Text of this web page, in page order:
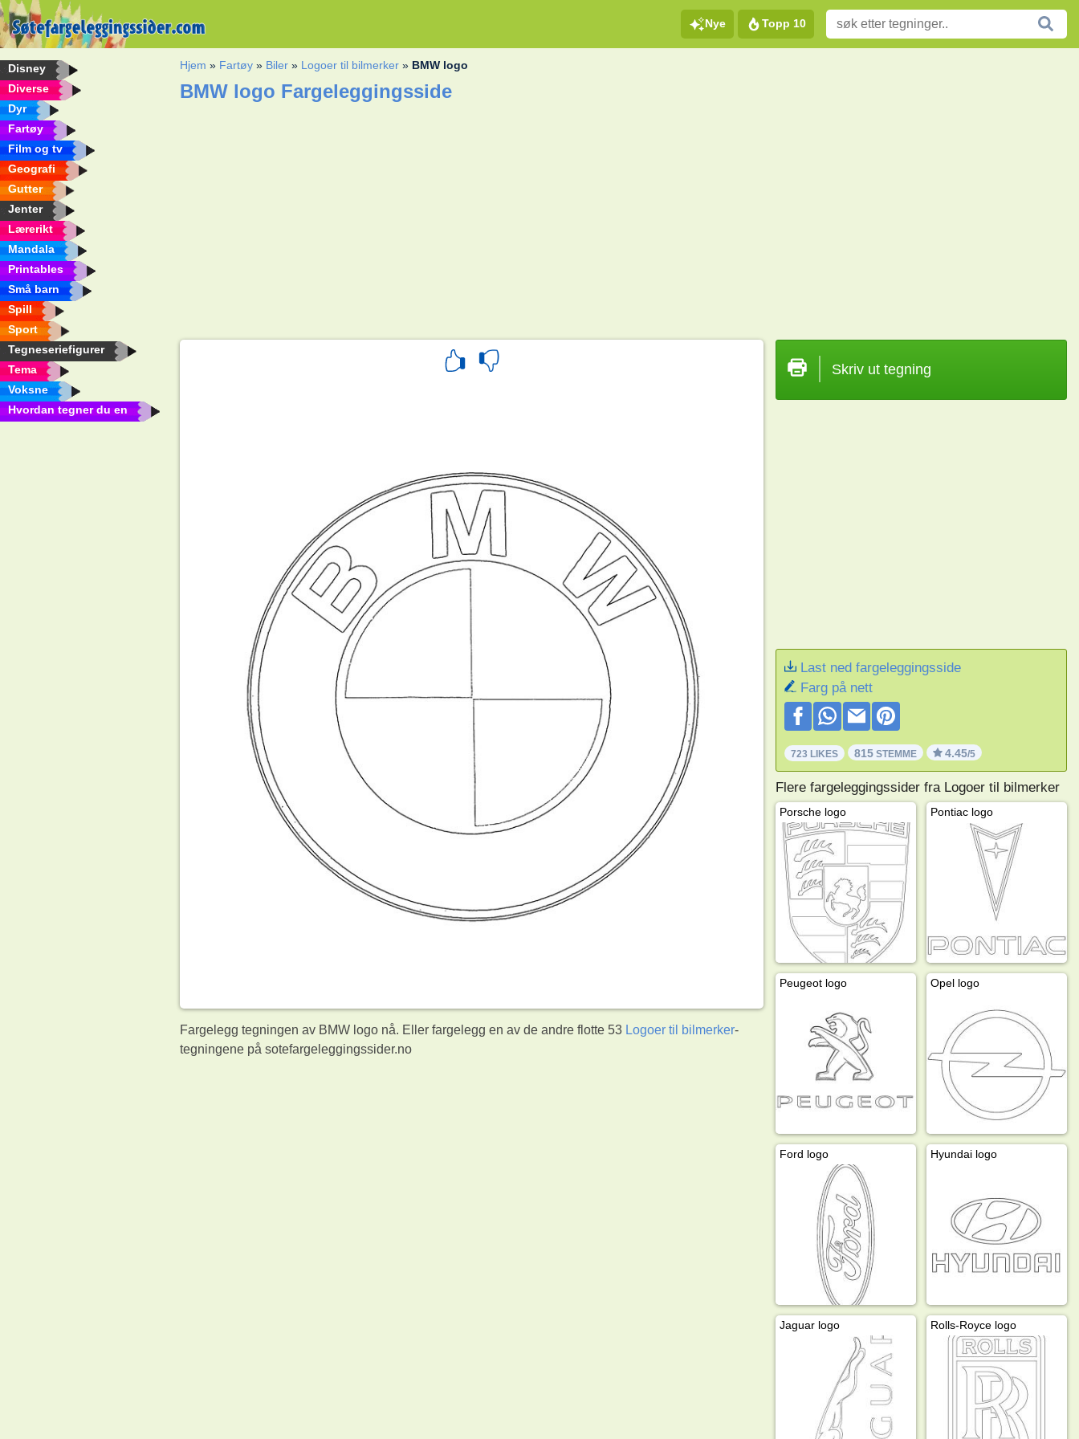
Nye Topp 10
Disney
Diverse
Dyr
Fartøy
Film og tv
Geografi
Gutter
Jenter
Lærerikt
Mandala
Printables
Små barn
Spill
Sport
Tegneseriefigurer
Tema
Voksne
Hvordan tegner du en
Hjem » Fartøy » Biler » Logoer til bilmerker » BMW logo
BMW logo Fargeleggingsside
Fargelegg tegningen av BMW logo nå. Eller fargelegg en av de andre flotte 53 Logoer til bilmerker-
tegningene på sotefargeleggingssider.no
Skriv ut tegning
Last ned fargeleggingsside
Farg på nett
723 LIKES 815STEMME 4.45/5
Flere fargeleggingssider fra Logoer til bilmerker
Porsche logo Pontiac logo
Peugeot logo Opel logo
Ford logo Hyundai logo
Jaguar logo Rolls-Royce logo